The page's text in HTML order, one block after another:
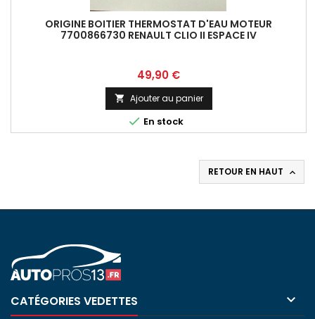
ORIGINE BOITIER THERMOSTAT D'EAU MOTEUR
7700866730 RENAULT CLIO II ESPACE IV
Prix
49,90 €
 Ajouter au panier
 En stock
RETOUR EN HAUT 
CATÉGORIES VEDETTES 